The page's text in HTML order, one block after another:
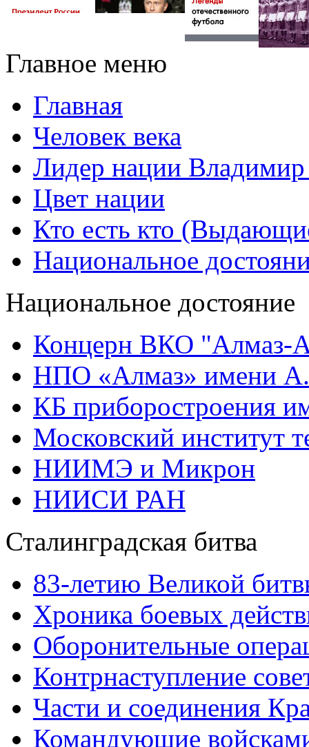
Главное меню
Главная
Человек века
Лидер нации
Цвет нации
Кто есть кто
Национальное
Национальное достояние
Концерн ВКО "Алмаз-
НПО «Алмаз» имени
КБ приборостроения
Московский институт
НИИМЭ и Микрон
НИИСИ РАН
Сталинградская битва
83-летию Великой
Хроника боевых
Оборонительные
Контрнаступление
Части и соединения
Командующие